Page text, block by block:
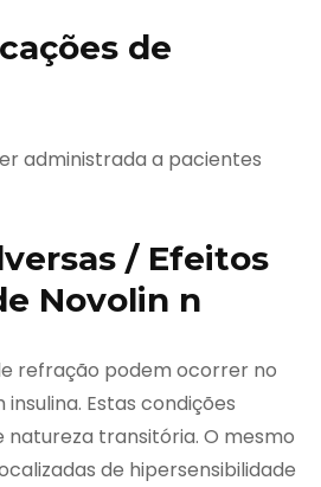
de
administrada a pacientes
/ Efeitos
Novolin n
refração podem ocorrer no
Estas condições
transitória. O mesmo
de hipersensibilidade